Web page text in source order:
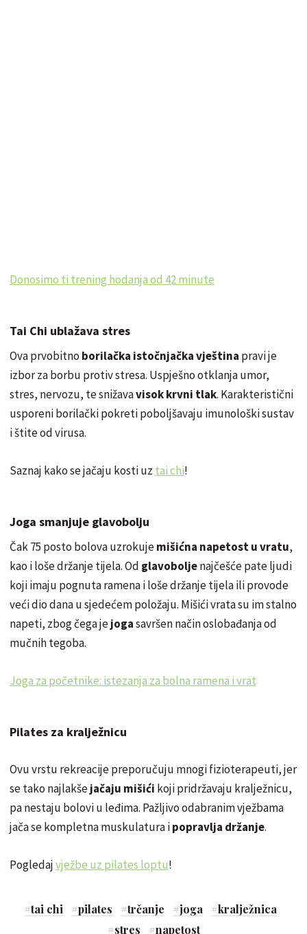
Donosimo ti trening hodanja od 42 minute
Tai Chi ublažava stres
Ova prvobitno borilačka istočnjačka vještina pravi je
izbor za borbu protiv stresa. Uspješno otklanja umor,
stres, nervozu, te snižavavisok krvni tlak. Karakteristični
usporeni borilački pokreti poboljšavaju imunološki sustav
i štite od virusa.
Saznaj kako se jačaju kosti uz tai chi!
Joga smanjuje glavobolju
Čak 75 posto bolova uzrokujemišićna napetost u vratu,
kao i loše držanje tijela. Od glavoboljenajčešće pate ljudi
koji imaju pognuta ramena i loše držanje tijela ili provode
veći dio dana u sjedećem položaju. Mišići vrata su im stalno
napeti, zbog čega jejogasavršen način oslobađanja od
mučnih tegoba.
Joga za početnike: istezanja za bolna ramena i vrat
Pilates za kralježnicu
Ovu vrstu rekreacije preporučuju mnogi fizioterapeuti, jer
se tako najlakšejačaju mišići koji pridržavaju kralježnicu,
pa nestaju bolovi u leđima. Pažljivo odabranim vježbama
jača se kompletna muskulatura ipopravlja držanje.
Pogledajvježbe uz pilates loptu!
#tai chi #pilates #trčanje #joga #kralježnica
#stres #napetost